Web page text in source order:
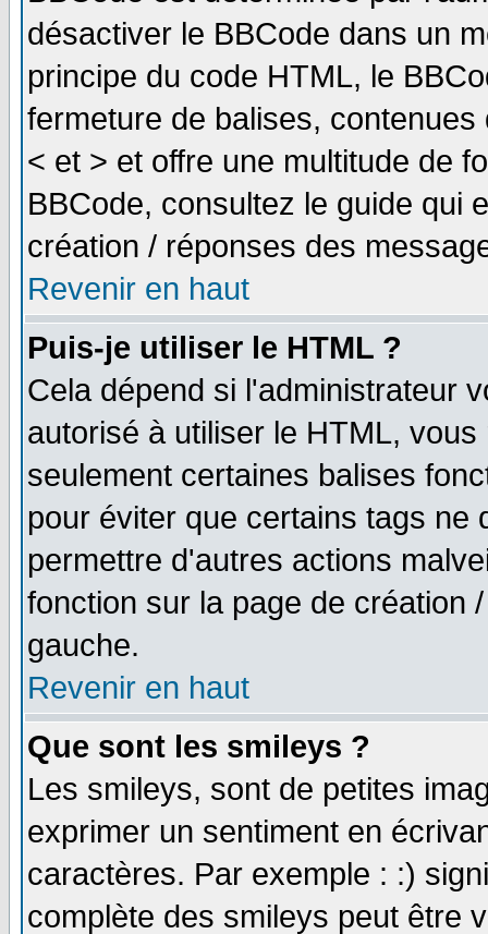
désactiver le BBCode dans un
principe du code HTML, le
fermeture de balises,
< et > et offre une multitude de
BBCode, consultez le guide qui
création / réponses des
Revenir en haut
Puis-je utiliser le HTML ?
Cela dépend si l'administrateur
autorisé à utiliser le HTML,
seulement certaines balises
pour éviter que certains tags ne
permettre d'autres actions
fonction sur la page de création
gauche.
Revenir en haut
Que sont les smileys ?
Les smileys, sont de petites
exprimer un sentiment en
caractères. Par exemple : :)
complète des smileys peut être